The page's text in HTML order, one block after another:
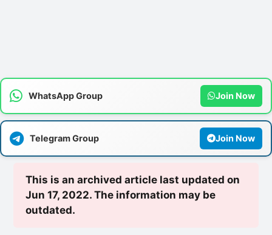
WhatsApp Group Join Now
Telegram Group Join Now
This is an archived article last updated on
Jun 17, 2022. The information may be
outdated.